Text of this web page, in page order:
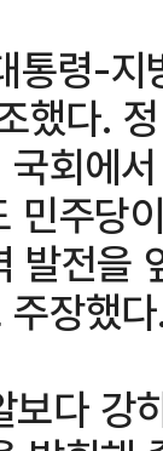
통령-
했다.
회에
민주당
발전을
장했
다 강